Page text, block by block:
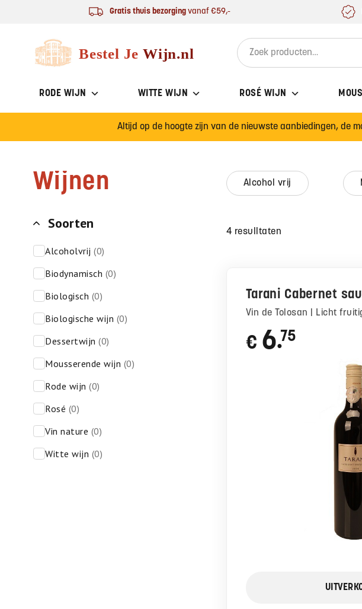
Gratis thuis bezorgingvanaf €59,-
Bestel Je Wijn
Search for:
RODE WIJN WITTE WIJN ROSÉ WIJN
Altijd op de hoogte zijn van de nieuwste aanbiedingen, de
Wijnen
Soorten
alcoholvrij (0)
biodynamisch (0)
biologisch (0)
biologische wijn (0)
dessertwijn (0)
mousserende wijn (0)
rode wijn (0)
rosé (0)
vin nature (0)
witte wijn (0)
alcohol vrij
4 resulltaten
Tarani Cabernet
Vin de Tolosan | Licht
€ 6●
75